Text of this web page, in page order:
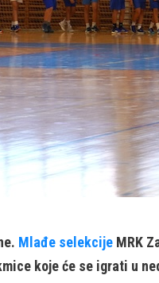
Mlađe selekcije MRK
koje će se igrati u